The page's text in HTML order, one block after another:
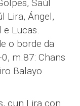
Saúl
Lira, Ángel,
e Lucas.
o borde da
m.87: Chans
Balayo
cun Lira con